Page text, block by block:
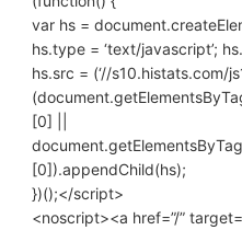
var hs =
hs.type = ‘text/javascript’;
hs.src = (‘//s10.histats.com/
[0] ||
[0]).appendChild(hs);
})();</script>
<noscript><a href=”/”